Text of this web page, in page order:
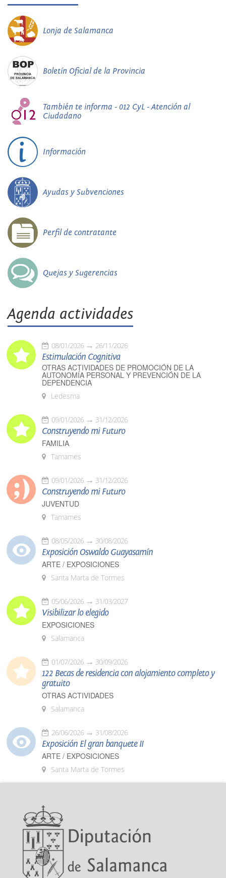
Lonja de Salamanca
Boletín Oficial de la Provincia
También te informa - 012 CyL - Atención al
Ciudadano
Información
Ayudas y Subvenciones
Perfil de contratante
Quejas y Sugerencias
Agenda actividades
08/01/2026 26/11/2026
Estimulación Cognitiva
OTRAS ACTIVIDADES DE PROMOCIÓN DE LA
AUTONOMÍA PERSONAL Y PREVENCIÓN DE LA
DEPENDENCIA
Ledesma
09/01/2026 31/12/2026
Construyendo mi Futuro
FAMILIA
Tamames
09/01/2026 31/12/2026
Construyendo mi Futuro
JUVENTUD
Tamames
08/05/2026 30/08/2026
Exposición Oswaldo Guayasamín
ARTE / EXPOSICIONES
Santa Marta de Tormes
05/06/2026 31/03/2027
Visibilizar lo elegido
EXPOSICIONES
Salamanca
01/07/2026 30/09/2026
122 Becas de residencia con alojamiento completo y
gratuito
OTRAS ACTIVIDADES
Salamanca
26/06/2026 31/08/2026
Exposición El gran banquete II
ARTE / EXPOSICIONES
Santa Marta de Tormes